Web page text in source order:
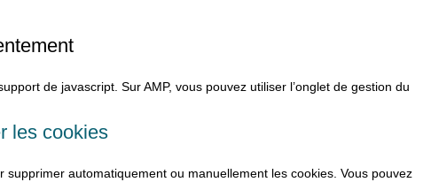
de javascript. Sur AMP, vous pouvez utiliser l’onglet de gestion du
les cookies
automatiquement ou manuellement les cookies. Vous pouvez